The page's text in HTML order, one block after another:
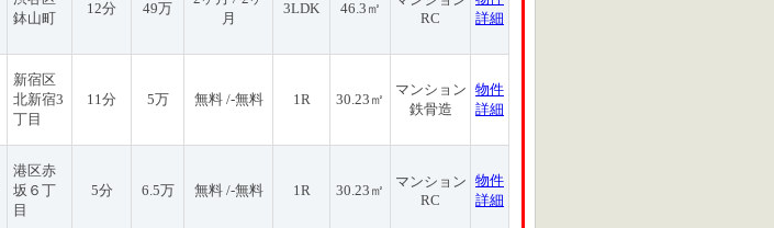
鉢山町
12分 49万
月
3LDK 46.3㎡
RC
詳細
新宿区
北新宿3
丁目
11分 5万 無料 /-無料 1R 30.23㎡
マンション
鉄骨造
物件
詳細
港区赤
坂６丁
目
5分 6.5万 無料 /-無料 1R 30.23㎡
マンション
RC
物件
詳細